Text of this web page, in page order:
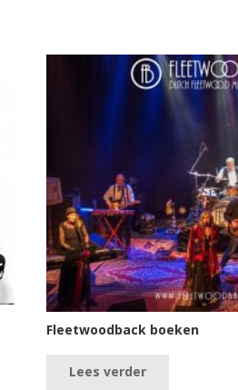
Fleetwoodback boeken
Lees verder